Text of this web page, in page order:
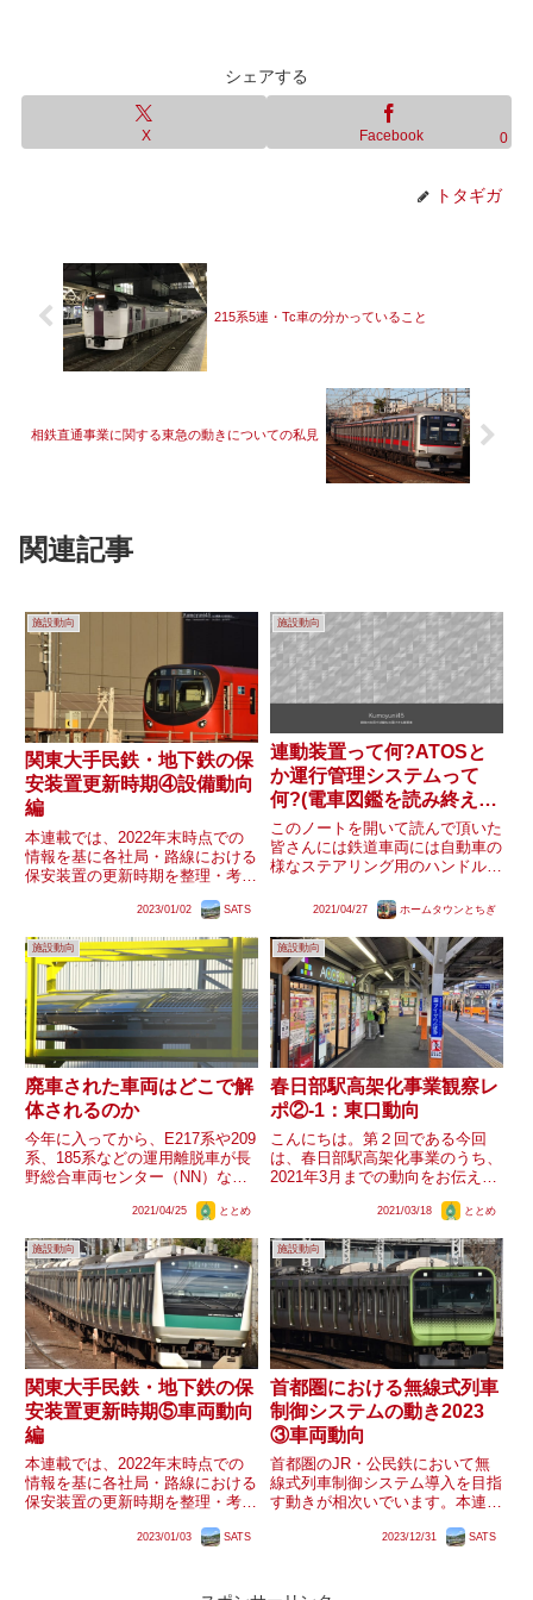
シェアする
X Facebook 0
トタギガ
215系5連・Tc車の分かっていること
相鉄直通事業に関する東急の動きについての私見
関連記事
施設動向
関東大手民鉄・地下鉄の保
安装置更新時期④設備動向
編
本連載では、2022年末時点での
情報を基に各社局・路線における
保安装置の更新時期を整理・考察
向を整理します。2023/01/02 SATS
施設動向
連動装置って何?ATOSと
か運行管理システムって
何?(電車図鑑を読み終えた
初心者の方～確たる知識を
持ちたい方向け)
このノートを開いて読んで頂いた
皆さんには鉄道車両には自動車の
様なステアリング用のハンドルの
条に従って走りポイント(分岐器
とも言いますね)で進行方向を変
えて走っていることが基礎知識中
の基礎知識に備わっているか
な?...
2021/04/27 ホームタウンとちぎ
施設動向
廃車された車両はどこで解
体されるのか
今年に入ってから、E217系や209
系、185系などの運用離脱車が長
野総合車両センター（NN）など
ます。E217系の場合は、NN配給
後に多くが解体されている一方、
本稿執筆時点で185系は解体が確
認されていません...
2021/04/25 ととめ
施設動向
春日部駅高架化事業観察レ
ポ②-1：東口動向
こんにちは。第２回である今回
は、春日部駅高架化事業のうち、
2021年3月までの動向をお伝えし
について記述します。主に、 テ
ナントビルの解体完了 移設先交
番の新築工事完了 1番線ホーム売
店の閉店についてお伝えしま...
2021/03/18 ととめ
施設動向
関東大手民鉄・地下鉄の保
安装置更新時期⑤車両動向
編
本連載では、2022年末時点での
情報を基に各社局・路線における
保安装置の更新時期を整理・考察
向の関係を整理します。
2023/01/03 SATS
施設動向
首都圏における無線式列車
制御システムの動き2023
③車両動向
首都圏のJR・公民鉄において無
線式列車制御システム導入を目指
す動きが相次いでいます。本連載
ことで、在来線向け無線式列車制
2023/12/31 SATS